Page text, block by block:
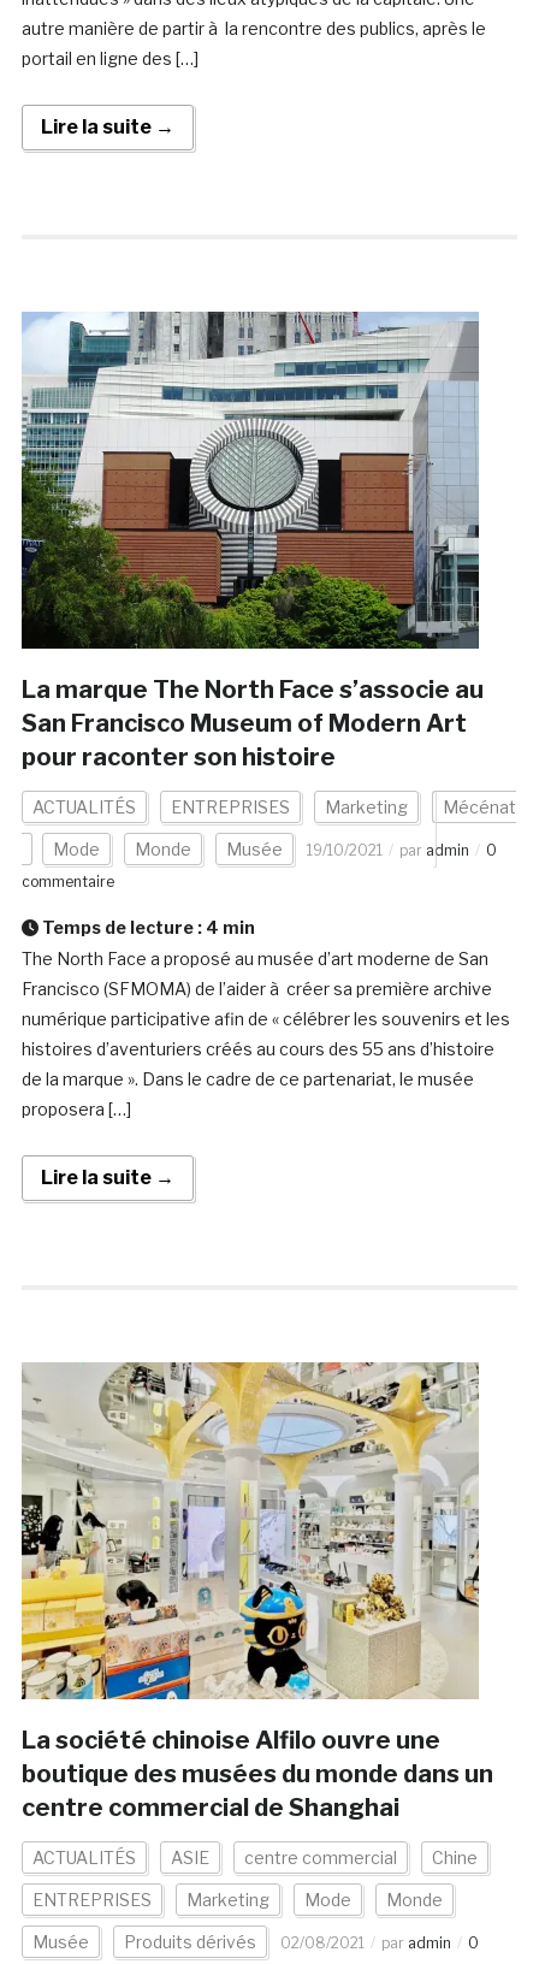
autre manière de partir à la rencontre des publics, après le
portail en ligne des […]
Lire la suite →
La marque The North Face s’associe au
San Francisco Museum of Modern Art
pour raconter son histoire
ACTUALITÉS ENTREPRISES Marketing Mécénat
Mode Monde Musée 19/10/2021 par admin
0
commentaire
Temps de lecture : 4 min
The North Face a proposé au musée d’art moderne de San
Francisco (SFMOMA) de l’aider à créer sa première archive
numérique participative afin de « célébrer les souvenirs et les
histoires d’aventuriers créés au cours des 55 ans d’histoire
de la marque ». Dans le cadre de ce partenariat, le musée
proposera […]
Lire la suite →
La société chinoise Alfilo ouvre une
boutique des musées du monde dans un
centre commercial de Shanghai
ACTUALITÉS ASIE centre commercial Chine
ENTREPRISES Marketing Mode Monde
Musée Produits dérivés 02/08/2021 par admin
0